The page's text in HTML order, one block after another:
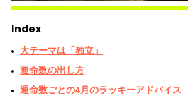
Index
大テーマは「独立」
運命数の出し方
運命数ごとの4月のラッキーアドバイス